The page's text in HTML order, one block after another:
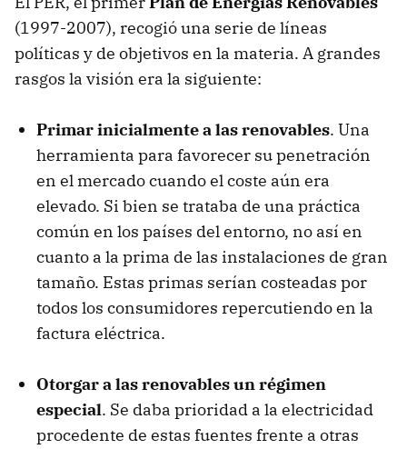
(1997-2007), recogió una serie de líneas
políticas y de objetivos en la materia. A grandes
rasgos la visión era la siguiente:
Primar inicialmente a las renovables. Una
herramienta para favorecer su penetración
en el mercado cuando el coste aún era
elevado. Si bien se trataba de una práctica
común en los países del entorno, no así en
cuanto a la prima de las instalaciones de gran
tamaño. Estas primas serían costeadas por
todos los consumidores repercutiendo en la
factura eléctrica.
Otorgar a las renovables un régimen
especial. Se daba prioridad a la electricidad
procedente de estas fuentes frente a otras